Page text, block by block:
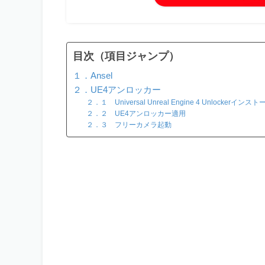
目次（項目ジャンプ）
１．Ansel
２．UE4アンロッカー
２．１ Universal Unreal Engine 4 Unlockerインスト
２．２ UE4アンロッカー適用
２．３ フリーカメラ起動